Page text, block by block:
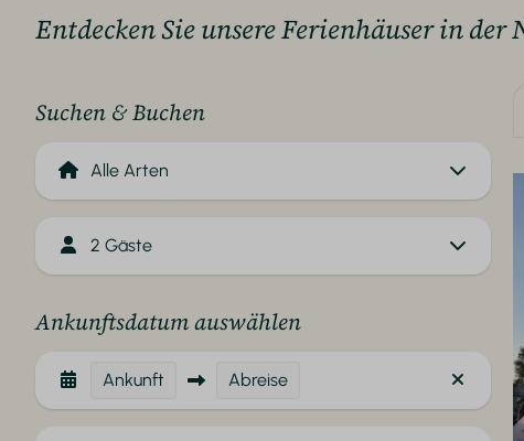
Entdecken Sie unsere Ferienhäuser in der
Suchen & Buchen
2 Gäste
Ankunftsdatum auswählen
Ankunft Abreise